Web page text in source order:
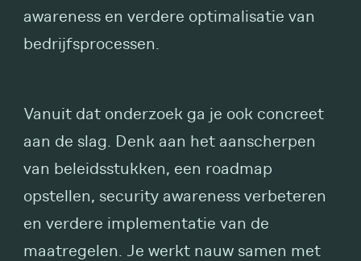
awareness en verdere optimalisatie van
bedrijfsprocessen.
Vanuit dat onderzoek ga je ook concreet
aan de slag. Denk aan het aanscherpen
van beleidsstukken, een roadmap
opstellen, security awareness verbeteren
en verdere implementatie van de
maatregelen. Je werkt nauw samen met